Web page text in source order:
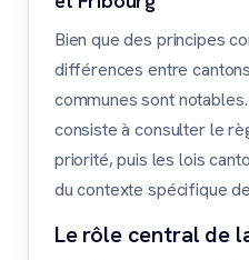
Bien que des principes
différences entre
communes sont
consiste à consulter le
priorité, puis les lois
du contexte spécifique
Le rôle central de